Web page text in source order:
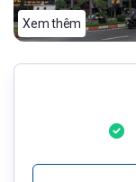
Xem thêm